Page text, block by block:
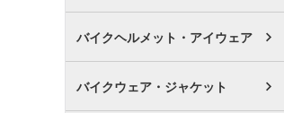
バイクヘルメット・アイウェア
バイクウェア・ジャケット